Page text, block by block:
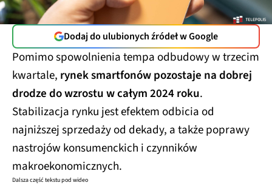
Dodaj do ulubionych źródeł w Google
Pomimo spowolnienia tempa odbudowy w trzecim
kwartale, rynek smartfonów pozostaje na dobrej
drodze do wzrostu w całym 2024 roku.
Stabilizacja rynku jest efektem odbicia od
najniższej sprzedaży od dekady, a także poprawy
nastrojów konsumenckich i czynników
makroekonomicznych.
Dalsza część tekstu pod wideo